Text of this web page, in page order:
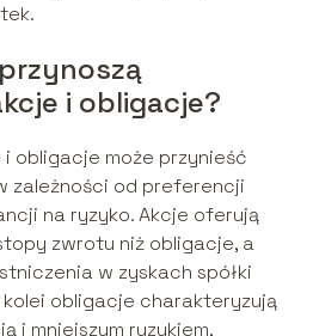
i obligacje?
obligacje może przynieść
zależności od preferencji
na ryzyko. Akcje oferują
zwrotu niż obligacje, a
w zyskach spółki
obligacje charakteryzują
i mniejszym ryzykiem,